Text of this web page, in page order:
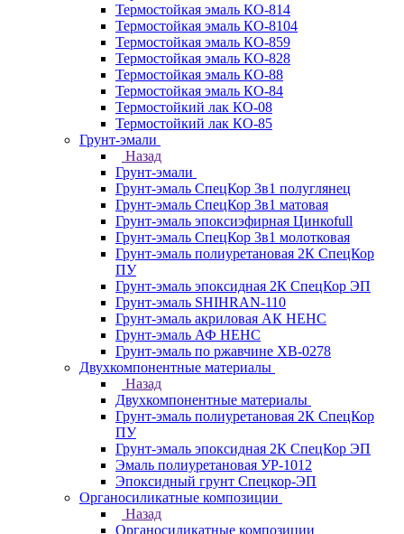
Термостойкая эмаль КО-814
Термостойкая эмаль КО-8104
Термостойкая эмаль КО-859
Термостойкая эмаль КО-828
Термостойкая эмаль КО-88
Термостойкая эмаль КО-84
Термостойкий лак КО-08
Термостойкий лак КО-85
Грунт-эмали
Назад
Грунт-эмали
Грунт-эмаль СпецКор 3в1 полуглянец
Грунт-эмаль СпецКор 3в1 матовая
Грунт-эмаль эпоксиэфирная Цинкоfull
Грунт-эмаль СпецКор 3в1 молотковая
Грунт-эмаль полиуретановая 2К СпецКор
ПУ
Грунт-эмаль эпоксидная 2К СпецКор ЭП
Грунт-эмаль SHIHRAN-110
Грунт-эмаль акриловая АК НЕНС
Грунт-эмаль АФ НЕНС
Грунт-эмаль по ржавчине ХВ-0278
Двухкомпонентные материалы
Назад
Двухкомпонентные материалы
Грунт-эмаль полиуретановая 2К СпецКор
ПУ
Грунт-эмаль эпоксидная 2К СпецКор ЭП
Эмаль полиуретановая УР-1012
Эпоксидный грунт Спецкор-ЭП
Органосиликатные композиции
Назад
Органосиликатные композиции